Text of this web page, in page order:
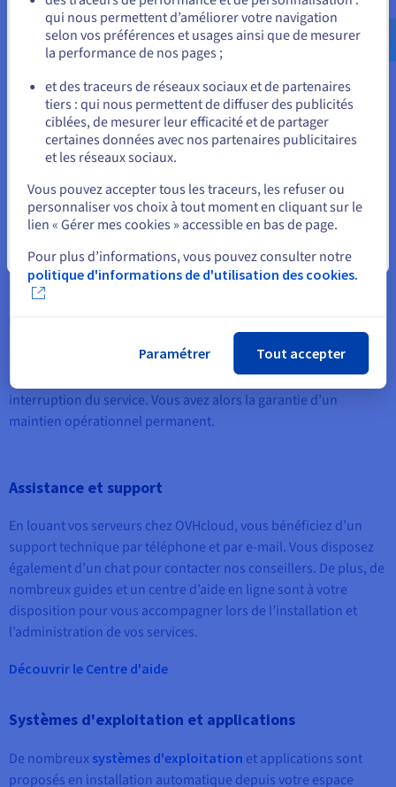
cluster ou d’inclure votre serveur dans une infrastructure
existante. Tout cela isolé d’Internet et sans surcoût.
En savoir plus
Double alimentation électrique (2xPSU)
L’alimentation électrique est l’une des principales composantes
de la garantie de disponibilité d’une infrastructure. Selon la
criticité de votre besoin, la double alimentation devient un
prérequis pour pallier une interruption… qui pourrait s’avérer
coûteuse en matière de business ou d’image de marque.
La fonctionnalité hot swap ou d’« échange à chaud » répond
aux besoins de changement ou d’ajout de disques sans
interruption du service. Vous avez alors la garantie d’un
maintien opérationnel permanent.
Assistance et support
En louant vos serveurs chez OVHcloud, vous bénéficiez d’un
support technique par téléphone et par e-mail. Vous disposez
également d’un chat pour contacter nos conseillers. De plus, de
nombreux guides et un centre d’aide en ligne sont à votre
disposition pour vous accompagner lors de l’installation et
l’administration de vos services.
Découvrir le Centre d'aide
Systèmes d'exploitation et applications
De nombreux systèmes d'exploitation et applications sont
proposés en installation automatique depuis votre espace
us.ovhcloud.com/bare-metal Anglais
USD -
$
Rester sur le site actuel
Fermer
qui nous permettent d’améliorer votre navigation
selon vos préférences et usages ainsi que de mesurer
la performance de nos pages ;
et des traceurs de réseaux sociaux et de partenaires
tiers : qui nous permettent de diffuser des publicités
ciblées, de mesurer leur efficacité et de partager
certaines données avec nos partenaires publicitaires
et les réseaux sociaux.
Vous pouvez accepter tous les traceurs, les refuser ou
personnaliser vos choix à tout moment en cliquant sur le
lien « Gérer mes cookies » accessible en bas de page.
Pour plus d’informations, vous pouvez consulter notre
politique d'informations de d'utilisation des cookies.
Paramétrer Tout accepter